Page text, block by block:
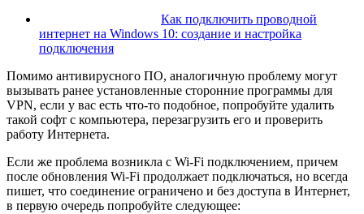
Как подключить проводной
интернет на Windows 10: создание и настройка
подключения
Помимо антивирусного ПО, аналогичную проблему могут
вызывать ранее установленные сторонние программы для
VPN, если у вас есть что-то подобное, попробуйте удалить
такой софт с компьютера, перезагрузить его и проверить
работу Интернета.
Если же проблема возникла с Wi-Fi подключением, причем
после обновления Wi-Fi продолжает подключаться, но всегда
пишет, что соединение ограничено и без доступа в Интернет,
в первую очередь попробуйте следующее: